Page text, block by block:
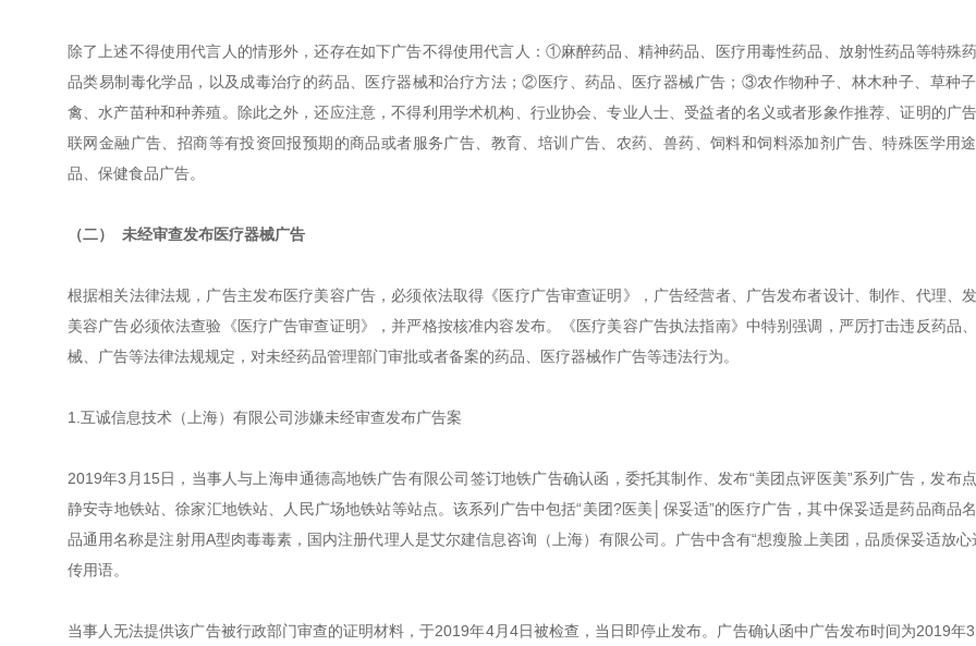
除了上述不得使用代言人的情形外，还存在如下广告不得使用代言人：①麻醉药品、精神药品、医疗用毒性药品、放射性药品等特殊
品类易制毒化学品，以及成毒治疗的药品、医疗器械和治疗方法；②医疗、药品、医疗器械广告；③农作物种子、林木种子、草种
禽、水产苗种和种养殖。除此之外，还应注意，不得利用学术机构、行业协会、专业人士、受益者的名义或者形象作推荐、证明的广
联网金融广告、招商等有投资回报预期的商品或者服务广告、教育、培训广告、农药、兽药、饲料和饲料添加剂广告、特殊医学用
品、保健食品广告。
（二） 未经审查发布医疗器械广告
根据相关法律法规，广告主发布医疗美容广告，必须依法取得《医疗广告审查证明》，广告经营者、广告发布者设计、制作、代理、
美容广告必须依法查验《医疗广告审查证明》，并严格按核准内容发布。《医疗美容广告执法指南》中特别强调，严厉打击违反药品
械、广告等法律法规规定，对未经药品管理部门审批或者备案的药品、医疗器械作广告等违法行为。
1.互诚信息技术（上海）有限公司涉嫌未经审查发布广告案
2019年3月15日，当事人与上海申通德高地铁广告有限公司签订地铁广告确认函，委托其制作、发布“美团点评医美”系列广告，发布
静安寺地铁站、徐家汇地铁站、人民广场地铁站等站点。该系列广告中包括“美团?医美│保妥适”的医疗广告，其中保妥适是药品商品
品通用名称是注射用A型肉毒毒素，国内注册代理人是艾尔建信息咨询（上海）有限公司。广告中含有“想瘦脸上美团，品质保妥适放心
传用语。
当事人无法提供该广告被行政部门审查的证明材料，于2019年4月4日被检查，当日即停止发布。广告确认函中广告发布时间为2019年